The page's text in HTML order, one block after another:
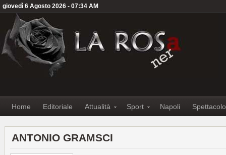
giovedì 6 Agosto 2026 - 07:34 AM
Home Editoriale Attualità Sport Napoli Spettacolo
ANTONIO GRAMSCI